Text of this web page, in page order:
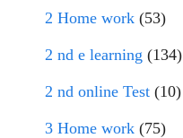
2 Home work (53)
2 nd e learning (134)
2 nd online Test (10)
3 Home work (75)